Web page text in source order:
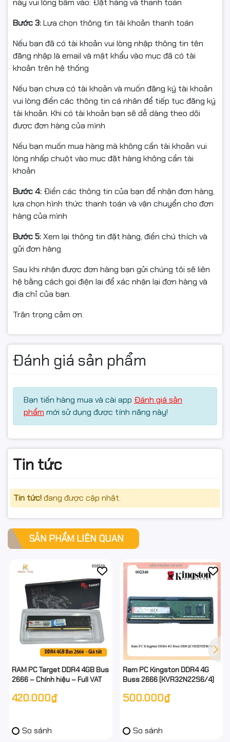
này vui lòng bấm vào: Đặt hàng và thanh toán
Bước 3:Lựa chọn thông tin tài khoản thanh toán
Nếu bạn đã có tài khoản vui lòng nhập thông tin tên
đăng nhập là email và mật khẩu vào mục đã có tài
khoản trên hệ thống
Nếu bạn chưa có tài khoản và muốn đăng ký tài khoản
vui lòng điền các thông tin cá nhân để tiếp tục đăng ký
tài khoản. Khi có tài khoản bạn sẽ dễ dàng theo dõi
được đơn hàng của mình
Nếu bạn muốn mua hàng mà không cần tài khoản vui
lòng nhấp chuột vào mục đặt hàng không cần tài
khoản
Bước 4: Điền các thông tin của bạn để nhận đơn hàng,
lựa chọn hình thức thanh toán và vận chuyển cho đơn
hàng của mình
Bước 5:Xem lại thông tin đặt hàng, điền chú thích và
gửi đơn hàng
Sau khi nhận được đơn hàng bạn gửi chúng tôi sẽ liên
hệ bằng cách gọi điện lại để xác nhận lại đơn hàng và
địa chỉ của bạn.
Trân trọng cảm ơn.
Đánh giá sản phẩm
Bạn tiến hàng mua và cài app Đánh giá sản
phẩm mới sử dụng được tính năng này!
Tin tức
Tin tức!đang được cập nhật.
SẢN PHẨM LIÊN QUAN
RAM PC Target DDR4 4GB Bus
2666 – Chính hiệu – Full VAT
420.000₫
So sánh
Ram PC Kingston DDR4 4G
Buss 2666 (KVR32N22S6/4)
500.000₫
So sánh